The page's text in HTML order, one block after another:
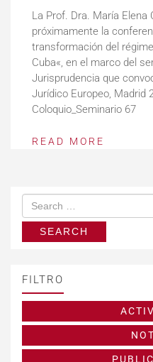
La Prof. Dra. María Elena
próximamente la
transformación del
Cuba«, en el marco del
Jurisprudencia que
Jurídico Europeo, Madrid
Coloquio_Seminario 67
READ MORE
FILTRO